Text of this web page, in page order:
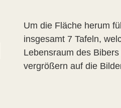
Um die Fläche herum
insgesamt 7 Tafeln,
Lebensraum des
vergrößern auf die